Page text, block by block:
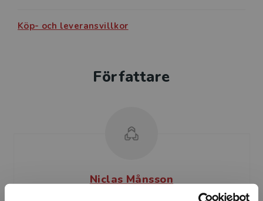
Köp- och leveransvillkor
Författare
Niclas Månsson